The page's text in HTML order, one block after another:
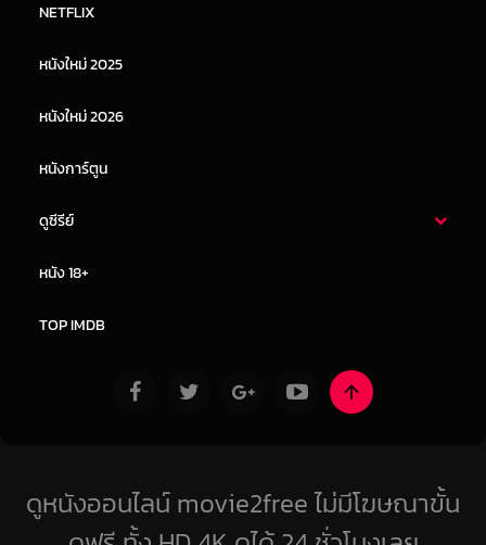
หนังจีน
NETFLIX
หนังใหม่ 2025
หนังใหม่ 2026
หนังการ์ตูน
ดูซีรีย์
หนัง 18+
TOP IMDB
ดูหนังออนไลน์ movie2free ไม่มีโฆษณาขั้น